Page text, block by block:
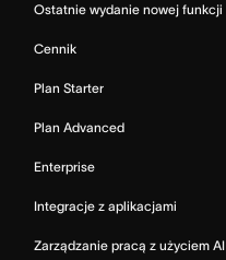
Ostatnie wydanie nowej funkcji
Cennik
Plan Starter
Plan Advanced
Enterprise
Integracje z aplikacjami
Zarządzanie pracą z użyciem AI